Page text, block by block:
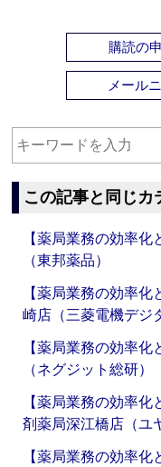
購読の
メール
この記事と同じカ
【薬局業務の効率
（東邦薬品）
【薬局業務の効率
崎店（三菱電機デジ
【薬局業務の効率
（ネグジット総研）
【薬局業務の効率
剤薬局深江橋店（ユ
【薬局業務の効率